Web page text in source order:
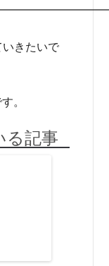
きたいで
。
る記事